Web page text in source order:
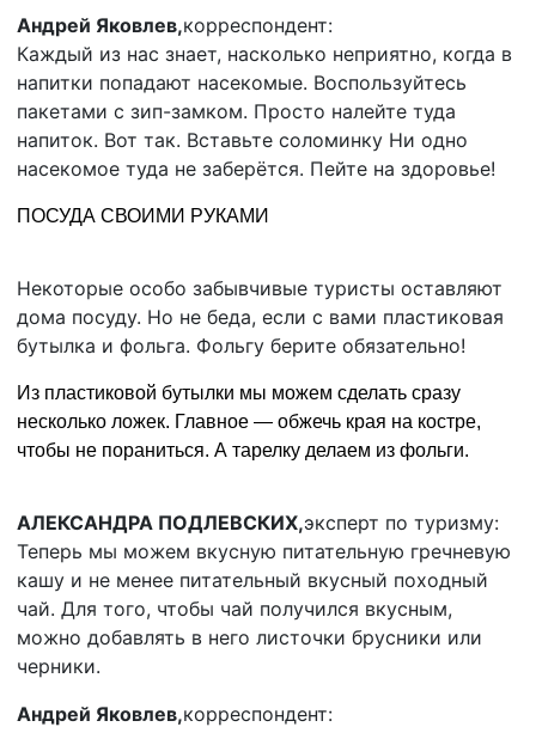
Андрей Яковлев,корреспондент:
Каждый из нас знает, насколько неприятно, когда в
напитки попадают насекомые. Воспользуйтесь
пакетами с зип-замком. Просто налейте туда
напиток. Вот так. Вставьте соломинку Ни одно
насекомое туда не заберётся. Пейте на здоровье!
ПОСУДА СВОИМИ РУКАМИ
Некоторые особо забывчивые туристы оставляют
дома посуду. Но не беда, если с вами пластиковая
бутылка и фольга. Фольгу берите обязательно!
Из пластиковой бутылки мы можем сделать сразу
несколько ложек. Главное — обжечь края на костре,
чтобы не пораниться. А тарелку делаем из фольги.
АЛЕКСАНДРА ПОДЛЕВСКИХ,эксперт по туризму:
Теперь мы можем вкусную питательную гречневую
кашу и не менее питательный вкусный походный
чай. Для того, чтобы чай получился вкусным,
можно добавлять в него листочки брусники или
черники.
Андрей Яковлев,корреспондент: